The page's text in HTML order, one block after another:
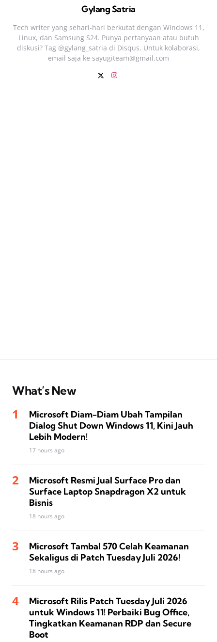
Gylang Satria
Tech writer yang sehari‑hari berkutat dengan Windows 11,
Linux, dan Samsung S24. Punya pertanyaan atau butuh
diskusi? Tag @gylang_satria di Disqus. Untuk kolaborasi,
email saja ke sayugiteam@gmail.com
What’s New
Microsoft Diam-Diam Ubah Tampilan
Dialog Shut Down Windows 11, Kini Jauh
Lebih Modern!
17 hours ago
Microsoft Resmi Jual Surface Pro dan
Surface Laptop Snapdragon X2 untuk
Bisnis
18 hours ago
Microsoft Tambal 570 Celah Keamanan
Sekaligus di Patch Tuesday Juli 2026!
18 hours ago
Microsoft Rilis Patch Tuesday Juli 2026
untuk Windows 11! Perbaiki Bug Office,
Tingkatkan Keamanan RDP dan Secure
Boot